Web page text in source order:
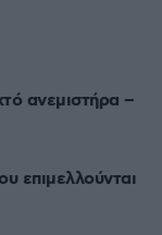
ανεμιστήρα –
επιμελλούνται